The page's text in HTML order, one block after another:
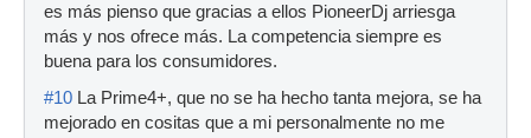
es más pienso que gracias a ellos PioneerDj arriesga
más y nos ofrece más. La competencia siempre es
buena para los consumidores.
#10 La Prime4+, que no se ha hecho tanta mejora, se ha
mejorado en cositas que a mi personalmente no me